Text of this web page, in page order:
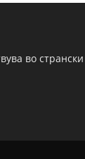
во